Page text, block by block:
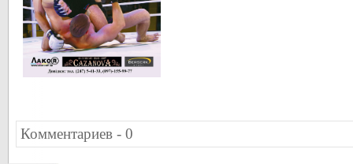
Комментариев - 0